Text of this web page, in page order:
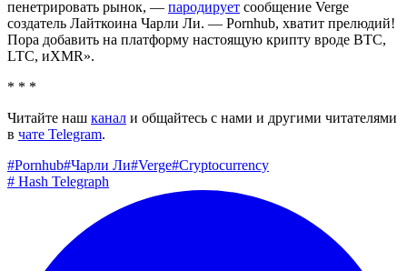
пенетрировать рынок, — пародирует сообщение Verge
создатель Лайткоина Чарли Ли. — Pornhub, хватит прелюдий!
Пора добавить на платформу настоящую крипту вроде BTC,
LTC, иXMR».
* * *
Читайте наш канал и общайтесь с нами и другими читателями
в чате Telegram.
#Pornhub#Чарли Ли#Verge#Cryptocurrency
# Hash Telegraph